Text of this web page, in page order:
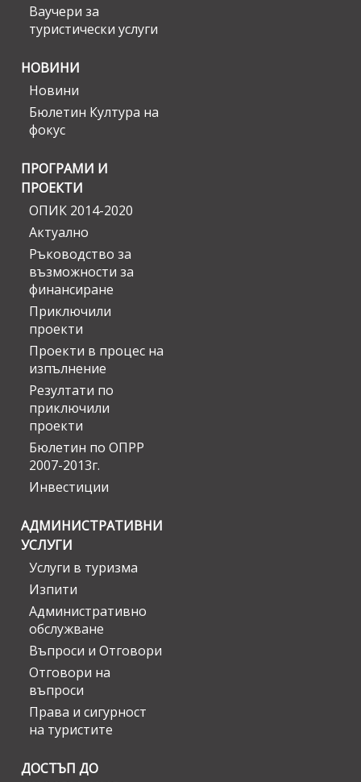
Ваучери за
туристически услуги
НОВИНИ
Новини
Бюлетин Култура на
фокус
ПРОГРАМИ И
ПРОЕКТИ
ОПИК 2014-2020
Актуално
Ръководство за
възможности за
финансиране
Приключили
проекти
Проекти в процес на
изпълнение
Резултати по
приключили
проекти
Бюлетин по ОПРР
2007-2013г.
Инвестиции
АДМИНИСТРАТИВНИ
УСЛУГИ
Услуги в туризма
Изпити
Административно
обслужване
Въпроси и Отговори
Отговори на
въпроси
Права и сигурност
на туристите
ДОСТЪП ДО